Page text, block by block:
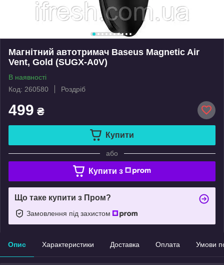
Магнітний автотримач Baseus Magnetic Air
Vent, Gold (SUGX-A0V)
В наявності
Код: 260580
Роздріб
499 ₴
Купити
або
Купити з
Що таке купити з Пром?
Замовлення під захистом
Опис Характеристики Доставка Оплата Умови